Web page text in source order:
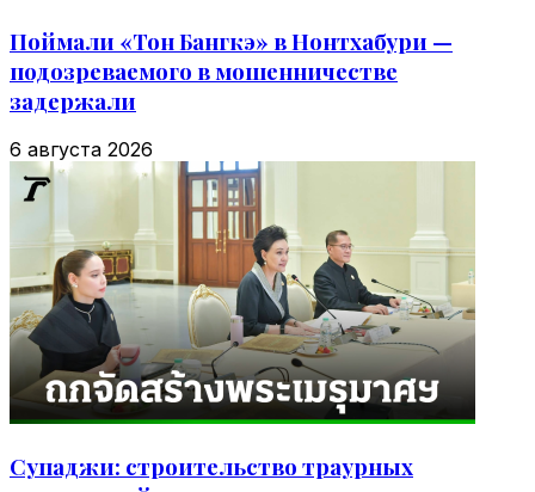
Поймали «Тон Бангкэ» в Нонтхабури —
подозреваемого в мошенничестве
задержали
6 августа 2026
Супаджи: строительство траурных